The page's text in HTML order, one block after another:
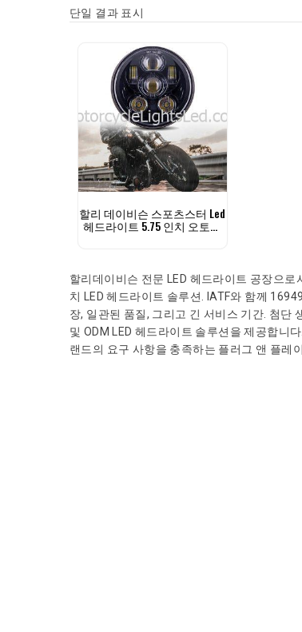
단일 결과 표시
할리 데이비슨 스포츠스터 Led
헤드라이트 5.75 인치 오토바
이 헤드라이트
할리데이비슨 전문 LED 헤드라이트 공장으
치 LED 헤드라이트 솔루션. IATF와 함께
장, 일관된 품질, 그리고 긴 서비스 기간. 첨단
및 ODM LED 헤드라이트 솔루션을 제공합니
랜드의 요구 사항을 충족하는 플러그 앤 플레